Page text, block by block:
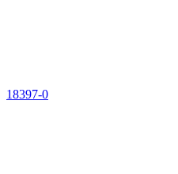
18397-0